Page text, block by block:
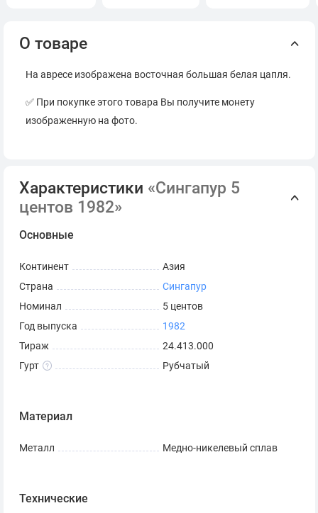
О товаре
На авресе изображена восточная большая белая цапля.
✅ При покупке этого товара Вы получите монету
изображенную на фото.
Характеристики «Сингапур 5
центов 1982»
Основные
Континент
Азия
Страна
Сингапур
Номинал
5 центов
Год выпуска
1982
Тираж
24.413.000
Гурт
Рубчатый
Материал
Металл Медно-никелевый сплав
Технические